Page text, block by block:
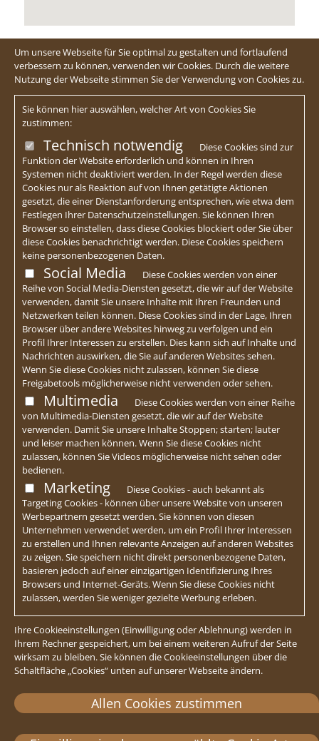
Um unsere Webseite für Sie optimal zu gestalten und fortlaufend
verbessern zu können, verwenden wir Cookies. Durch die weitere
Nutzung der Webseite stimmen Sie der Verwendung von Cookies zu.
Sie können hier auswählen, welcher Art von Cookies Sie
zustimmen:
Technisch notwendig
Diese Cookies sind zur
Funktion der Website erforderlich und können in Ihren
Systemen nicht deaktiviert werden. In der Regel werden diese
Cookies nur als Reaktion auf von Ihnen getätigte Aktionen
gesetzt, die einer Dienstanforderung entsprechen, wie etwa dem
Festlegen Ihrer Datenschutzeinstellungen. Sie können Ihren
Browser so einstellen, dass diese Cookies blockiert oder Sie über
diese Cookies benachrichtigt werden. Diese Cookies speichern
keine personenbezogenen Daten.
Social Media
Diese Cookies werden von einer
Reihe von Social Media-Diensten gesetzt, die wir auf der Website
verwenden, damit Sie unsere Inhalte mit Ihren Freunden und
Netzwerken teilen können. Diese Cookies sind in der Lage, Ihren
Browser über andere Websites hinweg zu verfolgen und ein
Profil Ihrer Interessen zu erstellen. Dies kann sich auf Inhalte und
Nachrichten auswirken, die Sie auf anderen Websites sehen.
Wenn Sie diese Cookies nicht zulassen, können Sie diese
Freigabetools möglicherweise nicht verwenden oder sehen.
Multimedia
Diese Cookies werden von einer Reihe
von Multimedia-Diensten gesetzt, die wir auf der Website
verwenden. Damit Sie unsere Inhalte Stoppen; starten; lauter
und leiser machen können. Wenn Sie diese Cookies nicht
zulassen, können Sie Videos möglicherweise nicht sehen oder
bedienen.
Marketing
Diese Cookies - auch bekannt als
Targeting Cookies - können über unsere Website von unseren
Werbepartnern gesetzt werden. Sie können von diesen
Unternehmen verwendet werden, um ein Profil Ihrer Interessen
zu erstellen und Ihnen relevante Anzeigen auf anderen Websites
zu zeigen. Sie speichern nicht direkt personenbezogene Daten,
basieren jedoch auf einer einzigartigen Identifizierung Ihres
Browsers und Internet-Geräts. Wenn Sie diese Cookies nicht
zulassen, werden Sie weniger gezielte Werbung erleben.
Ihre Cookieeinstellungen (Einwilligung oder Ablehnung) werden in
Ihrem Rechner gespeichert, um bei einem weiteren Aufruf der Seite
wirksam zu bleiben. Sie können die Cookieeinstellungen über die
Schaltfläche „Cookies“ unten auf unserer Webseite ändern.
Allen Cookies zustimmen